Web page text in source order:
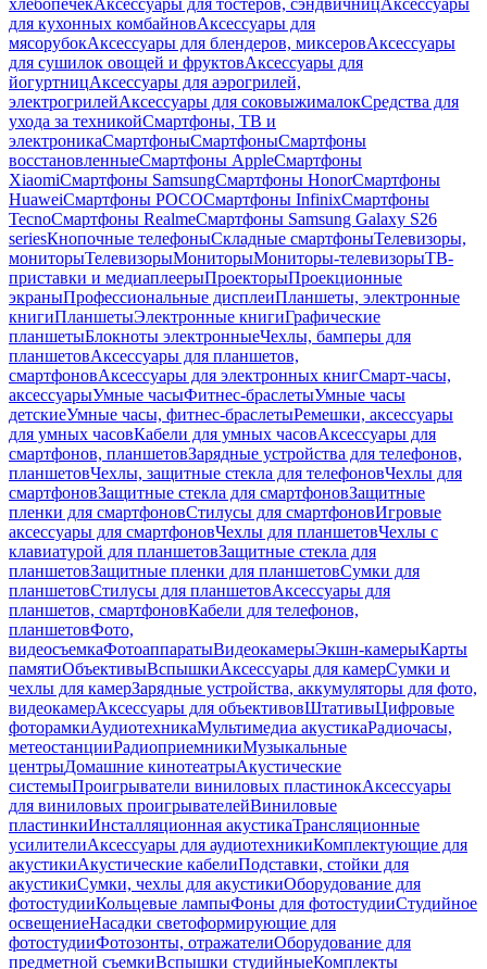
хлебопечекАксессуары для тостеров, сэндвичницАксессуары
для кухонных комбайновАксессуары для
мясорубокАксессуары для блендеров, миксеровАксессуары
для сушилок овощей и фруктовАксессуары для
йогуртницАксессуары для аэрогрилей,
электрогрилейАксессуары для соковыжималокСредства для
ухода за техникойСмартфоны, ТВ и
электроникаСмартфоныСмартфоныСмартфоны
восстановленныеСмартфоны AppleСмартфоны
XiaomiСмартфоны SamsungСмартфоны HonorСмартфоны
HuaweiСмартфоны POCOСмартфоны InfinixСмартфоны
TecnoСмартфоны RealmeСмартфоны Samsung Galaxy S26
seriesКнопочные телефоныСкладные смартфоныТелевизоры,
мониторыТелевизорыМониторыМониторы-телевизорыТВ-
приставки и медиаплеерыПроекторыПроекционные
экраныПрофессиональные дисплеиПланшеты, электронные
книгиПланшетыЭлектронные книгиГрафические
планшетыБлокноты электронныеЧехлы, бамперы для
планшетовАксессуары для планшетов,
смартфоновАксессуары для электронных книгСмарт-часы,
аксессуарыУмные часыФитнес-браслетыУмные часы
детскиеУмные часы, фитнес-браслетыРемешки, аксессуары
для умных часовКабели для умных часовАксессуары для
смартфонов, планшетовЗарядные устройства для телефонов,
планшетовЧехлы, защитные стекла для телефоновЧехлы для
смартфоновЗащитные стекла для смартфоновЗащитные
пленки для смартфоновСтилусы для смартфоновИгровые
аксессуары для смартфоновЧехлы для планшетовЧехлы с
клавиатурой для планшетовЗащитные стекла для
планшетовЗащитные пленки для планшетовСумки для
планшетовСтилусы для планшетовАксессуары для
планшетов, смартфоновКабели для телефонов,
планшетовФото,
видеосъемкаФотоаппаратыВидеокамерыЭкшн-камерыКарты
памятиОбъективыВспышкиАксессуары для камерСумки и
чехлы для камерЗарядные устройства, аккумуляторы для фото,
видеокамерАксессуары для объективовШтативыЦифровые
фоторамкиАудиотехникаМультимедиа акустикаРадиочасы,
метеостанцииРадиоприемникиМузыкальные
центрыДомашние кинотеатрыАкустические
системыПроигрыватели виниловых пластинокАксессуары
для виниловых проигрывателейВиниловые
пластинкиИнсталляционная акустикаТрансляционные
усилителиАксессуары для аудиотехникиКомплектующие для
акустикиАкустические кабелиПодставки, стойки для
акустикиСумки, чехлы для акустикиОборудование для
фотостудииКольцевые лампыФоны для фотостудииСтудийное
освещениеНасадки светоформирующие для
фотостудииФотозонты, отражателиОборудование для
предметной съемкиВспышки студийныеКомплекты